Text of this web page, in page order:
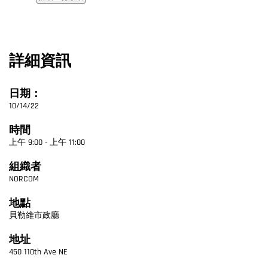
詳細資訊
日期：
10/14/22
時間
上午 9:00 - 上午 11:00
組織者
NORCOM
地點
貝勒維市政廳
地址
450 110th Ave NE